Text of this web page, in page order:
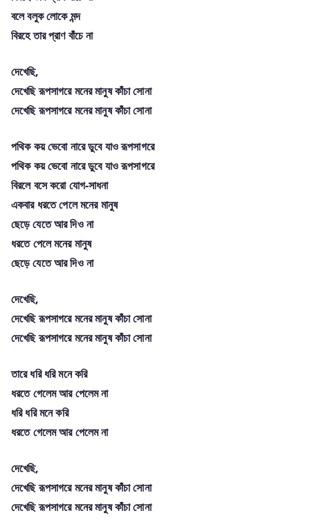
বলে বলুক লোকে মন্দ
বিরহে তার প্রাণ বাঁচে না
দেখেছি,
দেখেছি রূপসাগরে মনের মানুষ কাঁচা সোনা
দেখেছি রূপসাগরে মনের মানুষ কাঁচা সোনা
পথিক কয় ভেবো নারে ডুবে যাও রূপসাগরে
পথিক কয় ভেবো নারে ডুবে যাও রূপসাগরে
বিরলে বসে করো যোগ-সাধনা
একবার ধরতে পেলে মনের মানুষ
ছেড়ে যেতে আর দিও না
ধরতে পেলে মনের মানুষ
ছেড়ে যেতে আর দিও না
দেখেছি,
দেখেছি রূপসাগরে মনের মানুষ কাঁচা সোনা
দেখেছি রূপসাগরে মনের মানুষ কাঁচা সোনা
তারে ধরি ধরি মনে করি
ধরতে গেলেম আর পেলেম না
ধরি ধরি মনে করি
ধরতে গেলেম আর পেলেম না
দেখেছি,
দেখেছি রূপসাগরে মনের মানুষ কাঁচা সোনা
দেখেছি রূপসাগরে মনের মানুষ কাঁচা সোনা